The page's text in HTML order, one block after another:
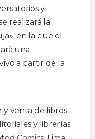
y
realizará la
en la que el
una
a partir de la
y venta de libros
y librerías: